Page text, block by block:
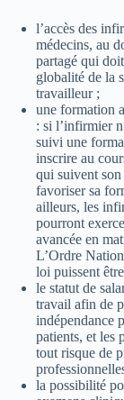
l’accès des
médecins, au
partagé qui
globalité de la
travailleur ;
une formation
: si l’infirmier
suivi une
inscrire au
qui suivent
favoriser sa
ailleurs, les
pourront
avancée en
L’Ordre
loi puissent
le statut de
travail afin de
indépendance
patients, et les
tout risque de
la possibilité